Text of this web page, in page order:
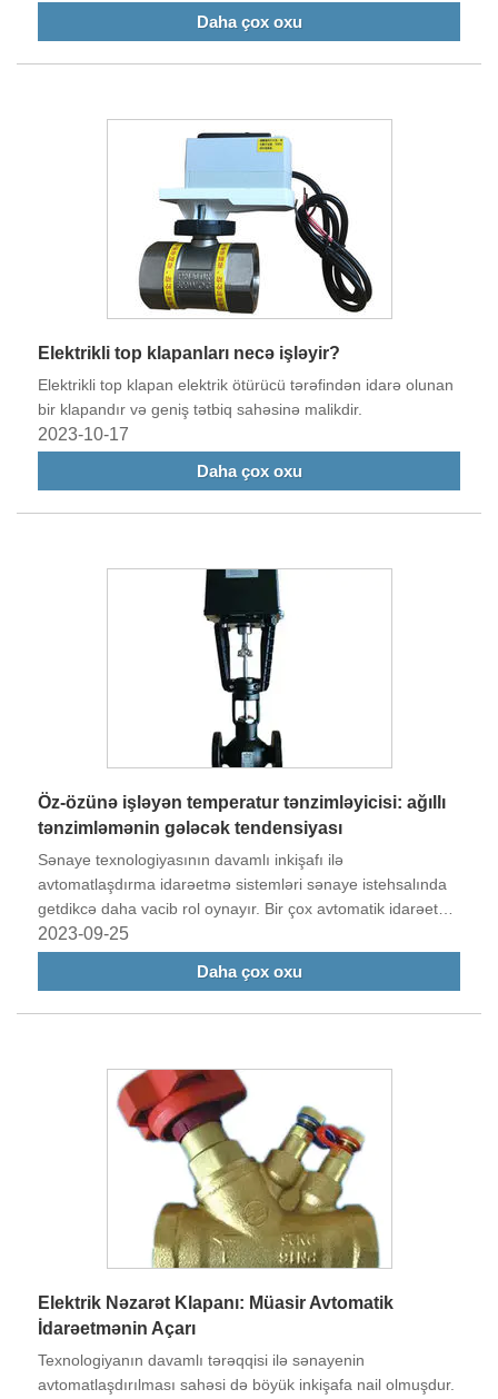
klapanın avtomatik açılması və bağlanmasını həyata
keçirmək üçün elektrik ötürücüləri tərəfindən idarə olunur,
Daha çox oxu
Elektrikli top klapanları necə işləyir?
Elektrikli top klapan elektrik ötürücü tərəfindən idarə olunan
bir klapandır və geniş tətbiq sahəsinə malikdir.
2023-10-17
Daha çox oxu
Öz-özünə işləyən temperatur tənzimləyicisi: ağıllı
tənzimləmənin gələcək tendensiyası
Sənaye texnologiyasının davamlı inkişafı ilə
avtomatlaşdırma idarəetmə sistemləri sənaye istehsalında
getdikcə daha vacib rol oynayır. Bir çox avtomatik idarəetmə
avadanlığı arasında öz-özünə işləyən temperatur
tənzimləyici klapanlar unikal xüsusiyyətlərinə və geniş tətbiq
sahəsinə görə çox diqqət çəkmişdir.
2023-09-25
Daha çox oxu
Elektrik Nəzarət Klapanı: Müasir Avtomatik
İdarəetmənin Açarı
Texnologiyanın davamlı tərəqqisi ilə sənayenin
avtomatlaşdırılması sahəsi də böyük inkişafa nail olmuşdur.